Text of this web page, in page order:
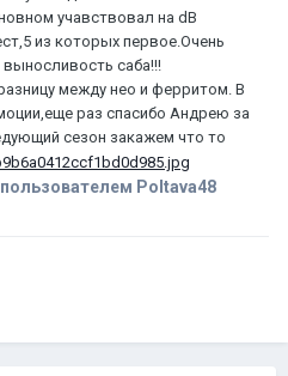
учавствовал на dB
из которых первое.Очень
саба!!!
между нео и ферритом. В
раз спасибо Андрею за
сезон закажем что то
пользователем Poltava48